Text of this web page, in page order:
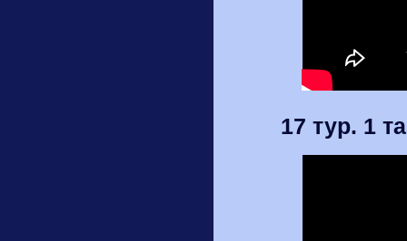
17 тур. 1